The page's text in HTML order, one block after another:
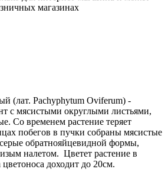
магазинах
(лат. Pachyphytum Oviferum) -
с мясистыми округлыми листьями,
Со временем растение теряет
побегов в пучки собраны мясистые
обратнояйцевидной формы,
налетом. Цветет растение в
доходит до 20см.